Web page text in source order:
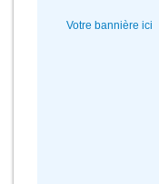
Votre bannière ici